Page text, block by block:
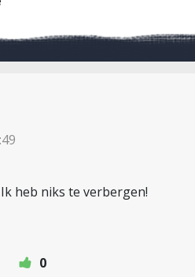
heb niks te verbergen!
0